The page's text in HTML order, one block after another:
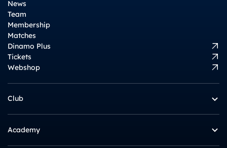
News
Team
Membership
Matches
Dinamo Plus
Tickets
Webshop
Club
Academy